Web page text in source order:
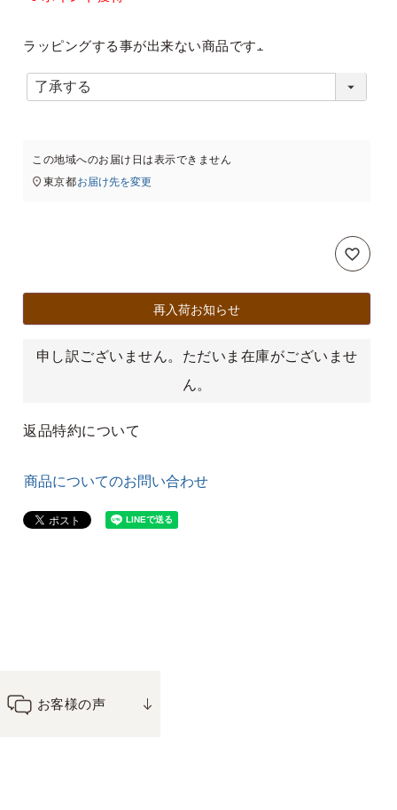
ラッピングする事が出来ない商品です
この地域へのお届け日は表示できません
東京都お届け先を変更
再入荷お知らせ
申し訳ございません。ただいま在庫がございませ
ん。
返品特約について
商品についてのお問い合わせ
お客様の声